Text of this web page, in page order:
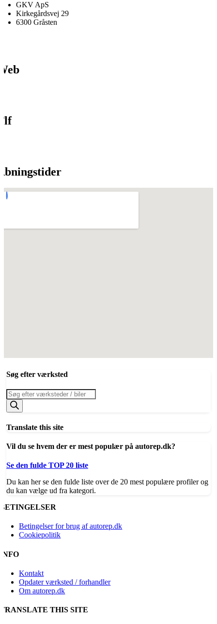
GKV ApS
Kirkegårdsvej 29
6300 Gråsten
Søg efter værksted
Products
search
Translate this site
Vil du se hvem der er mest populær på autorep.dk?
Se den fulde TOP 20 liste
Du kan her se den fulde liste over de 20 mest populære profiler og
du kan vælge ud fra kategori.
BETINGELSER
Betingelser for brug af autorep.dk
Cookiepolitik
INFO
Kontakt
Opdater værksted / forhandler
Om autorep.dk
TRANSLATE THIS SITE